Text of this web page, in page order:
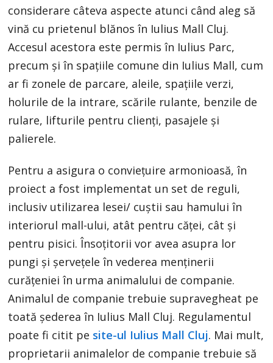
considerare câteva aspecte atunci când aleg să
vină cu prietenul blănos în Iulius Mall Cluj.
Accesul acestora este permis în Iulius Parc,
precum și în spațiile comune din Iulius Mall, cum
ar fi zonele de parcare, aleile, spațiile verzi,
holurile de la intrare, scările rulante, benzile de
rulare, lifturile pentru clienți, pasajele și
palierele.
Pentru a asigura o conviețuire armonioasă, în
proiect a fost implementat un set de reguli,
inclusiv utilizarea lesei/ cuștii sau hamului în
interiorul mall-ului, atât pentru căței, cât și
pentru pisici. Însoțitorii vor avea asupra lor
pungi și șervețele în vederea menținerii
curățeniei în urma animalului de companie.
Animalul de companie trebuie supravegheat pe
toată șederea în Iulius Mall Cluj. Regulamentul
poate fi citit pe site-ul Iulius Mall Cluj. Mai mult,
proprietarii animalelor de companie trebuie să